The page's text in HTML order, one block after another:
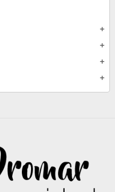
add
add
add
add